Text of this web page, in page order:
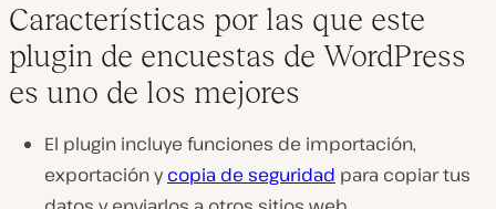
Características por las que este
plugin de encuestas de WordPress
es uno de los mejores
El plugin incluye funciones de importación,
exportación ycopia de seguridad para copiar tus